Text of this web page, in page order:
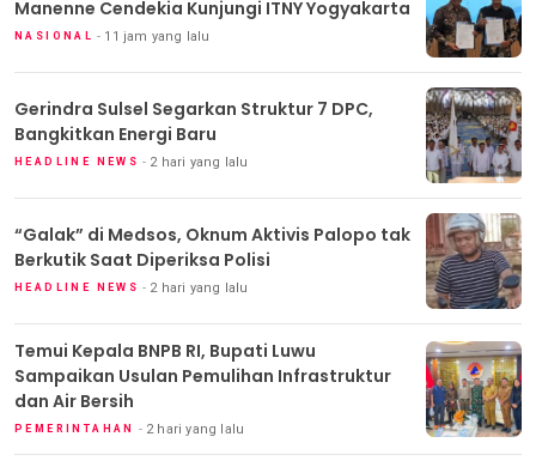
Manenne Cendekia Kunjungi ITNY Yogyakarta
NASIONAL 11 jam yang lalu
Gerindra Sulsel Segarkan Struktur 7 DPC,
Bangkitkan Energi Baru
HEADLINE NEWS 2 hari yang lalu
“Galak” di Medsos, Oknum Aktivis Palopo tak
Berkutik Saat Diperiksa Polisi
HEADLINE NEWS 2 hari yang lalu
Temui Kepala BNPB RI, Bupati Luwu
Sampaikan Usulan Pemulihan Infrastruktur
dan Air Bersih
PEMERINTAHAN 2 hari yang lalu